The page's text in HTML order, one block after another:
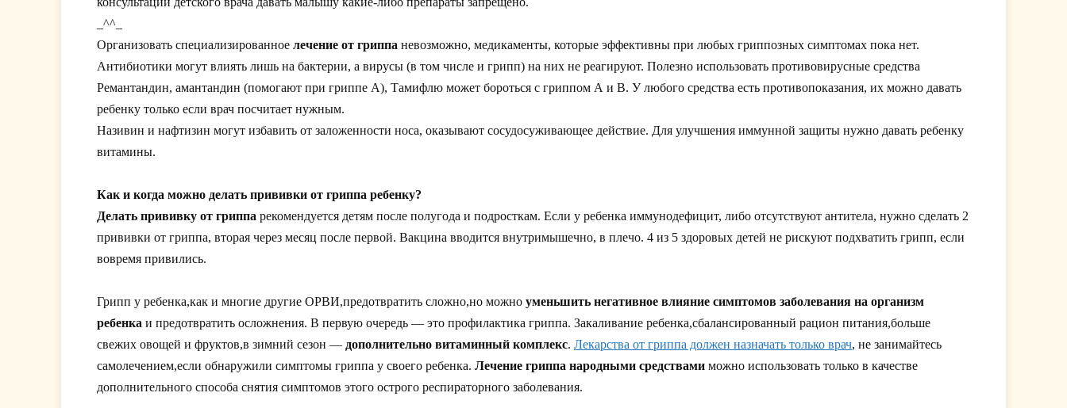
_^^_
Организовать специализированное лечение от гриппа невозможно, медикаменты, которые эффективны при любых гриппозных симптомах пока нет.
Антибиотики могут влиять лишь на бактерии, а вирусы (в том числе и грипп) на них не реагируют. Полезно использовать противовирусные средства
Ремантандин, амантандин (помогают при гриппе А), Тамифлю может бороться с гриппом А и В. У любого средства есть противопоказания, их можно давать
ребенку только если врач посчитает нужным.
Називин и нафтизин могут избавить от заложенности носа, оказывают сосудосуживающее действие. Для улучшения иммунной защиты нужно давать ребенку
витамины.
Как и когда можно делать прививки от гриппа ребенку?
Делать прививку от гриппа рекомендуется детям после полугода и подросткам. Если у ребенка иммунодефицит, либо отсутствуют антитела, нужно сделать 2
прививки от гриппа, вторая через месяц после первой. Вакцина вводится внутримышечно, в плечо. 4 из 5 здоровых детей не рискуют подхватить грипп, если
вовремя привились.
Грипп у ребенка,как и многие другие ОРВИ,предотвратить сложно,но можно уменьшить негативное влияние симптомов заболевания на организм
ребенка и предотвратить осложнения. В первую очередь — это профилактика гриппа. Закаливание ребенка,сбалансированный рацион питания,больше
свежих овощей и фруктов,в зимний сезон — дополнительно витаминный комплекс. Лекарства от гриппа должен назначать только врач, не занимайтесь
самолечением,если обнаружили симптомы гриппа у своего ребенка. Лечение гриппа народными средствами можно использовать только в качестве
дополнительного способа снятия симптомов этого острого респираторного заболевания.